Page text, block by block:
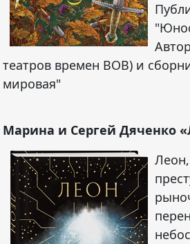
театров времен ВОВ) и
мировая"
Марина и Сергей Дяченко